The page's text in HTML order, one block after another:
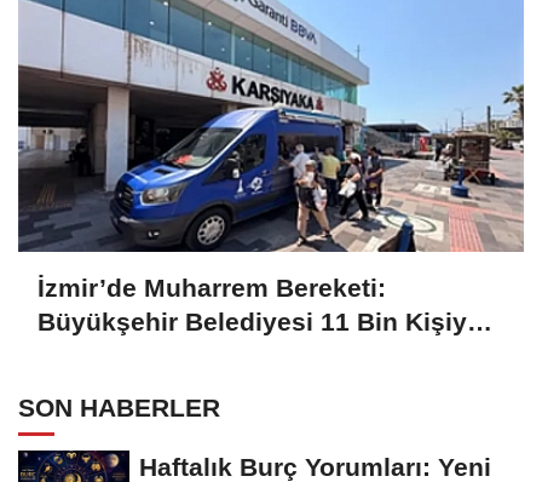
İzmir’de Muharrem Bereketi:
Büyükşehir Belediyesi 11 Bin Kişiye
SON HABERLER
Haftalık Burç Yorumları: Yeni